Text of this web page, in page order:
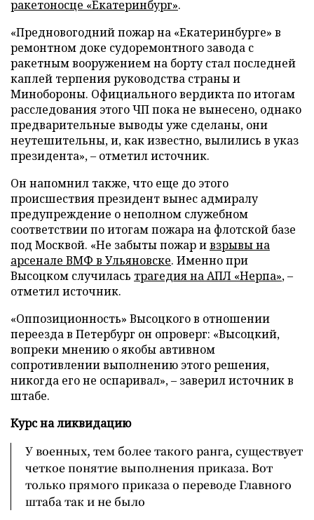
ракетоносце «Екатеринбург».
«Предновогодний пожар на «Екатеринбурге» в
ремонтном доке судоремонтного завода с
ракетным вооружением на борту стал последней
каплей терпения руководства страны и
Минобороны. Официального вердикта по итогам
расследования этого ЧП пока не вынесено, однако
предварительные выводы уже сделаны, они
неутешительны, и, как известно, вылились в указ
президента», – отметил источник.
Он напомнил также, что еще до этого
происшествия президент вынес адмиралу
предупреждение о неполном служебном
соответствии по итогам пожара на флотской базе
под Москвой. «Не забыты пожар ивзрывы на
арсенале ВМФ в Ульяновске. Именно при
Высоцком случилась трагедия на АПЛ «Нерпа», –
отметил источник.
«Оппозиционность» Высоцкого в отношении
переезда в Петербург он опроверг: «Высоцкий,
вопреки мнению о якобы автивном
сопротивлении выполнению этого решения,
никогда его не оспаривал», – заверил источник в
штабе.
Курс на ликвидацию
У военных, тем более такого ранга, существует
четкое понятие выполнения приказа. Вот
только прямого приказа о переводе Главного
штаба так и не было